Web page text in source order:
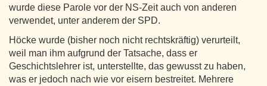
wurde diese Parole vor der NS-Zeit auch von anderen
verwendet, unter anderem der SPD.
Höcke wurde (bisher noch nicht rechtskräftig) verurteilt,
weil man ihm aufgrund der Tatsache, dass er
Geschichtslehrer ist, unterstellte, das gewusst zu haben,
was er jedoch nach wie vor eisern bestreitet. Mehrere